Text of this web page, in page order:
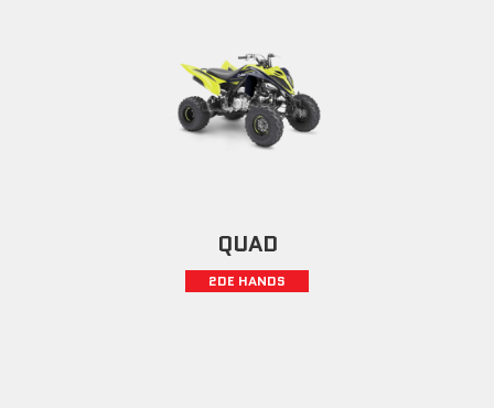
QUAD
2DE HANDS